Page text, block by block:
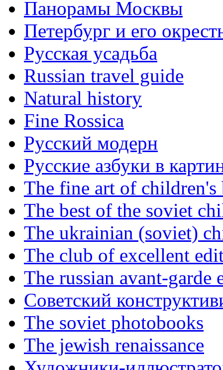
Панорамы Москвы
Петербург и его
Русская усадьба
Russian travel guide
Natural history
Fine Rossica
Русский модерн
Русские азбуки в
The fine art of
The best of the soviet
The ukrainian (soviet)
The club of excellent
The russian avant-garde
Советский
The soviet photobooks
The jewish renaissance